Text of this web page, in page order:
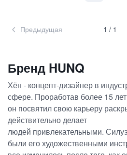
Предыдущая 1 / 1
Бренд HUNQ
Хён - концепт-дизайнер в
сфере. Проработав более 15
он посвятил свою карьеру
действительно делает
людей привлекательными.
были его художественными